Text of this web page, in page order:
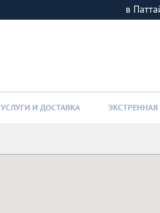
в
УСЛУГИ И ДОСТАВКА